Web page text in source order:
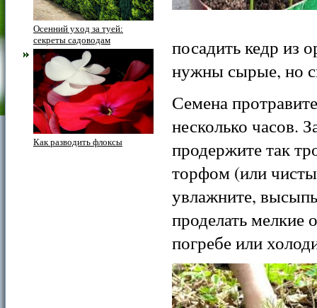
Осенний уход за туей:
секреты садоводам
Как разводить флоксы
посадить кедр из
нужны сырые, но
Семена
несколько часов.
продержите так
торфом (или
увлажните,
проделать мелкие
погребе или